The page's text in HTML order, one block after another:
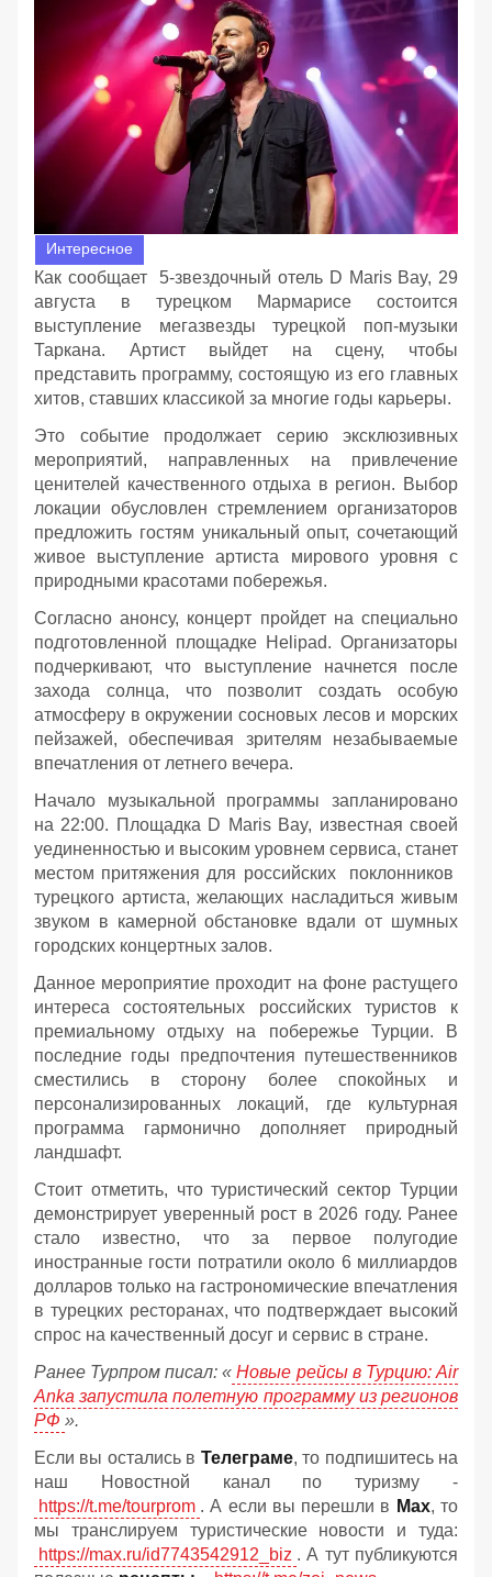
Интересное
Как сообщает 5-звездочный отель D Maris Bay, 29
августа в турецком Мармарисе состоится
выступление мегазвезды турецкой поп-музыки
Таркана. Артист выйдет на сцену, чтобы
представить программу, состоящую из его главных
хитов, ставших классикой за многие годы карьеры.
Это событие продолжает серию эксклюзивных
мероприятий, направленных на привлечение
ценителей качественного отдыха в регион. Выбор
локации обусловлен стремлением организаторов
предложить гостям уникальный опыт, сочетающий
живое выступление артиста мирового уровня с
природными красотами побережья.
Согласно анонсу, концерт пройдет на специально
подготовленной площадке Helipad. Организаторы
подчеркивают, что выступление начнется после
захода солнца, что позволит создать особую
атмосферу в окружении сосновых лесов и морских
пейзажей, обеспечивая зрителям незабываемые
впечатления от летнего вечера.
Начало музыкальной программы запланировано
на 22:00. Площадка D Maris Bay, известная своей
уединенностью и высоким уровнем сервиса, станет
местом притяжения для российских поклонников
турецкого артиста, желающих насладиться живым
звуком в камерной обстановке вдали от шумных
городских концертных залов.
Данное мероприятие проходит на фоне растущего
интереса состоятельных российских туристов к
премиальному отдыху на побережье Турции. В
последние годы предпочтения путешественников
сместились в сторону более спокойных и
персонализированных локаций, где культурная
программа гармонично дополняет природный
ландшафт.
Стоит отметить, что туристический сектор Турции
демонстрирует уверенный рост в 2026 году. Ранее
стало известно, что за первое полугодие
иностранные гости потратили около 6 миллиардов
долларов только на гастрономические впечатления
в турецких ресторанах, что подтверждает высокий
спрос на качественный досуг и сервис в стране.
Ранее Турпром писал: « Новые рейсы в Турцию: Air
Anka запустила полетную программу из регионов
РФ ».
Если вы остались в Телеграме, то подпишитесь на
наш Новостной канал по туризму -
https://t.me/tourprom . А если вы перешли в Мах, то
мы транслируем туристические новости и туда:
https://max.ru/id7743542912_biz . А тут публикуются